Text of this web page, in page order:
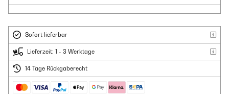
Sofort lieferbar
Lieferzeit: 1 - 3 Werktage
14 Tage Rückgaberecht